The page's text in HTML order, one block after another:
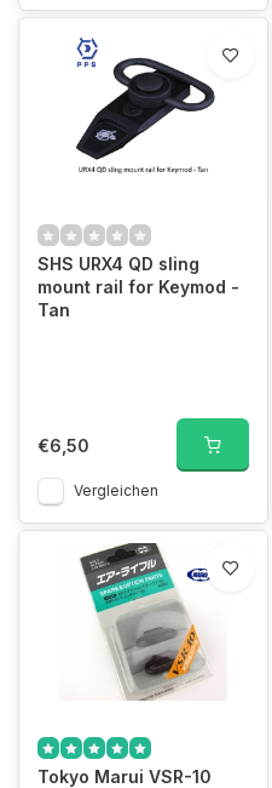
SHS URX4 QD sling
mount rail for Keymod -
Tan
€6,50
Vergleichen
Tokyo Marui VSR-10